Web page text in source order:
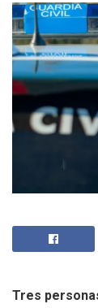
Tres